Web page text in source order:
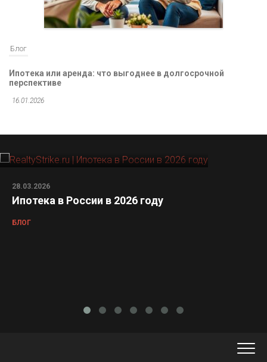
Блог
Ипотека или аренда: что выгоднее в долгосрочной
перспективе
16.01.2026
28.03.2026
Ипотека в России в 2026 году
БЛОГ